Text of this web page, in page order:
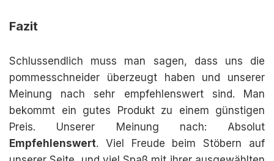
Fazit
Schlussendlich muss man sagen, dass uns die
pommesschneider überzeugt haben und unserer
Meinung nach sehr empfehlenswert sind. Man
bekommt ein gutes Produkt zu einem günstigen
Preis. Unserer Meinung nach: Absolut
Empfehlenswert. Viel Freude beim Stöbern auf